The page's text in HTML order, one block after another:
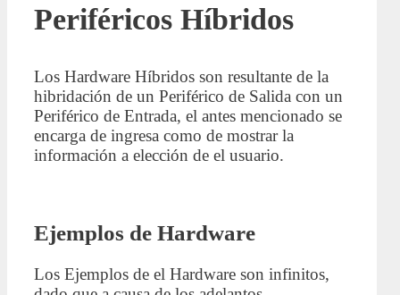
Periféricos Híbridos
Los Hardware Híbridos son resultante de la
hibridación de un Periférico de Salida con un
Periférico de Entrada, el antes mencionado se
encarga de ingresa como de mostrar la
información a elección de el usuario.
Ejemplos de Hardware
Los Ejemplos de el Hardware son infinitos,